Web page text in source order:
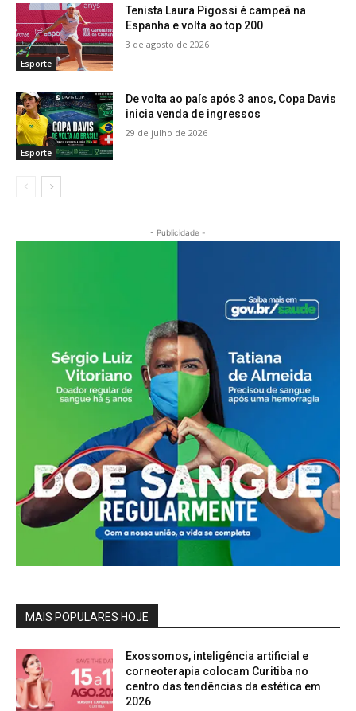
Esporte
Tenista Laura Pigossi é campeã na
Espanha e volta ao top 200
3 de agosto de 2026
Esporte
De volta ao país após 3 anos, Copa Davis
inicia venda de ingressos
29 de julho de 2026
- Publicidade -
MAIS POPULARES HOJE
Exossomos, inteligência artificial e
corneoterapia colocam Curitiba no
centro das tendências da estética em
2026